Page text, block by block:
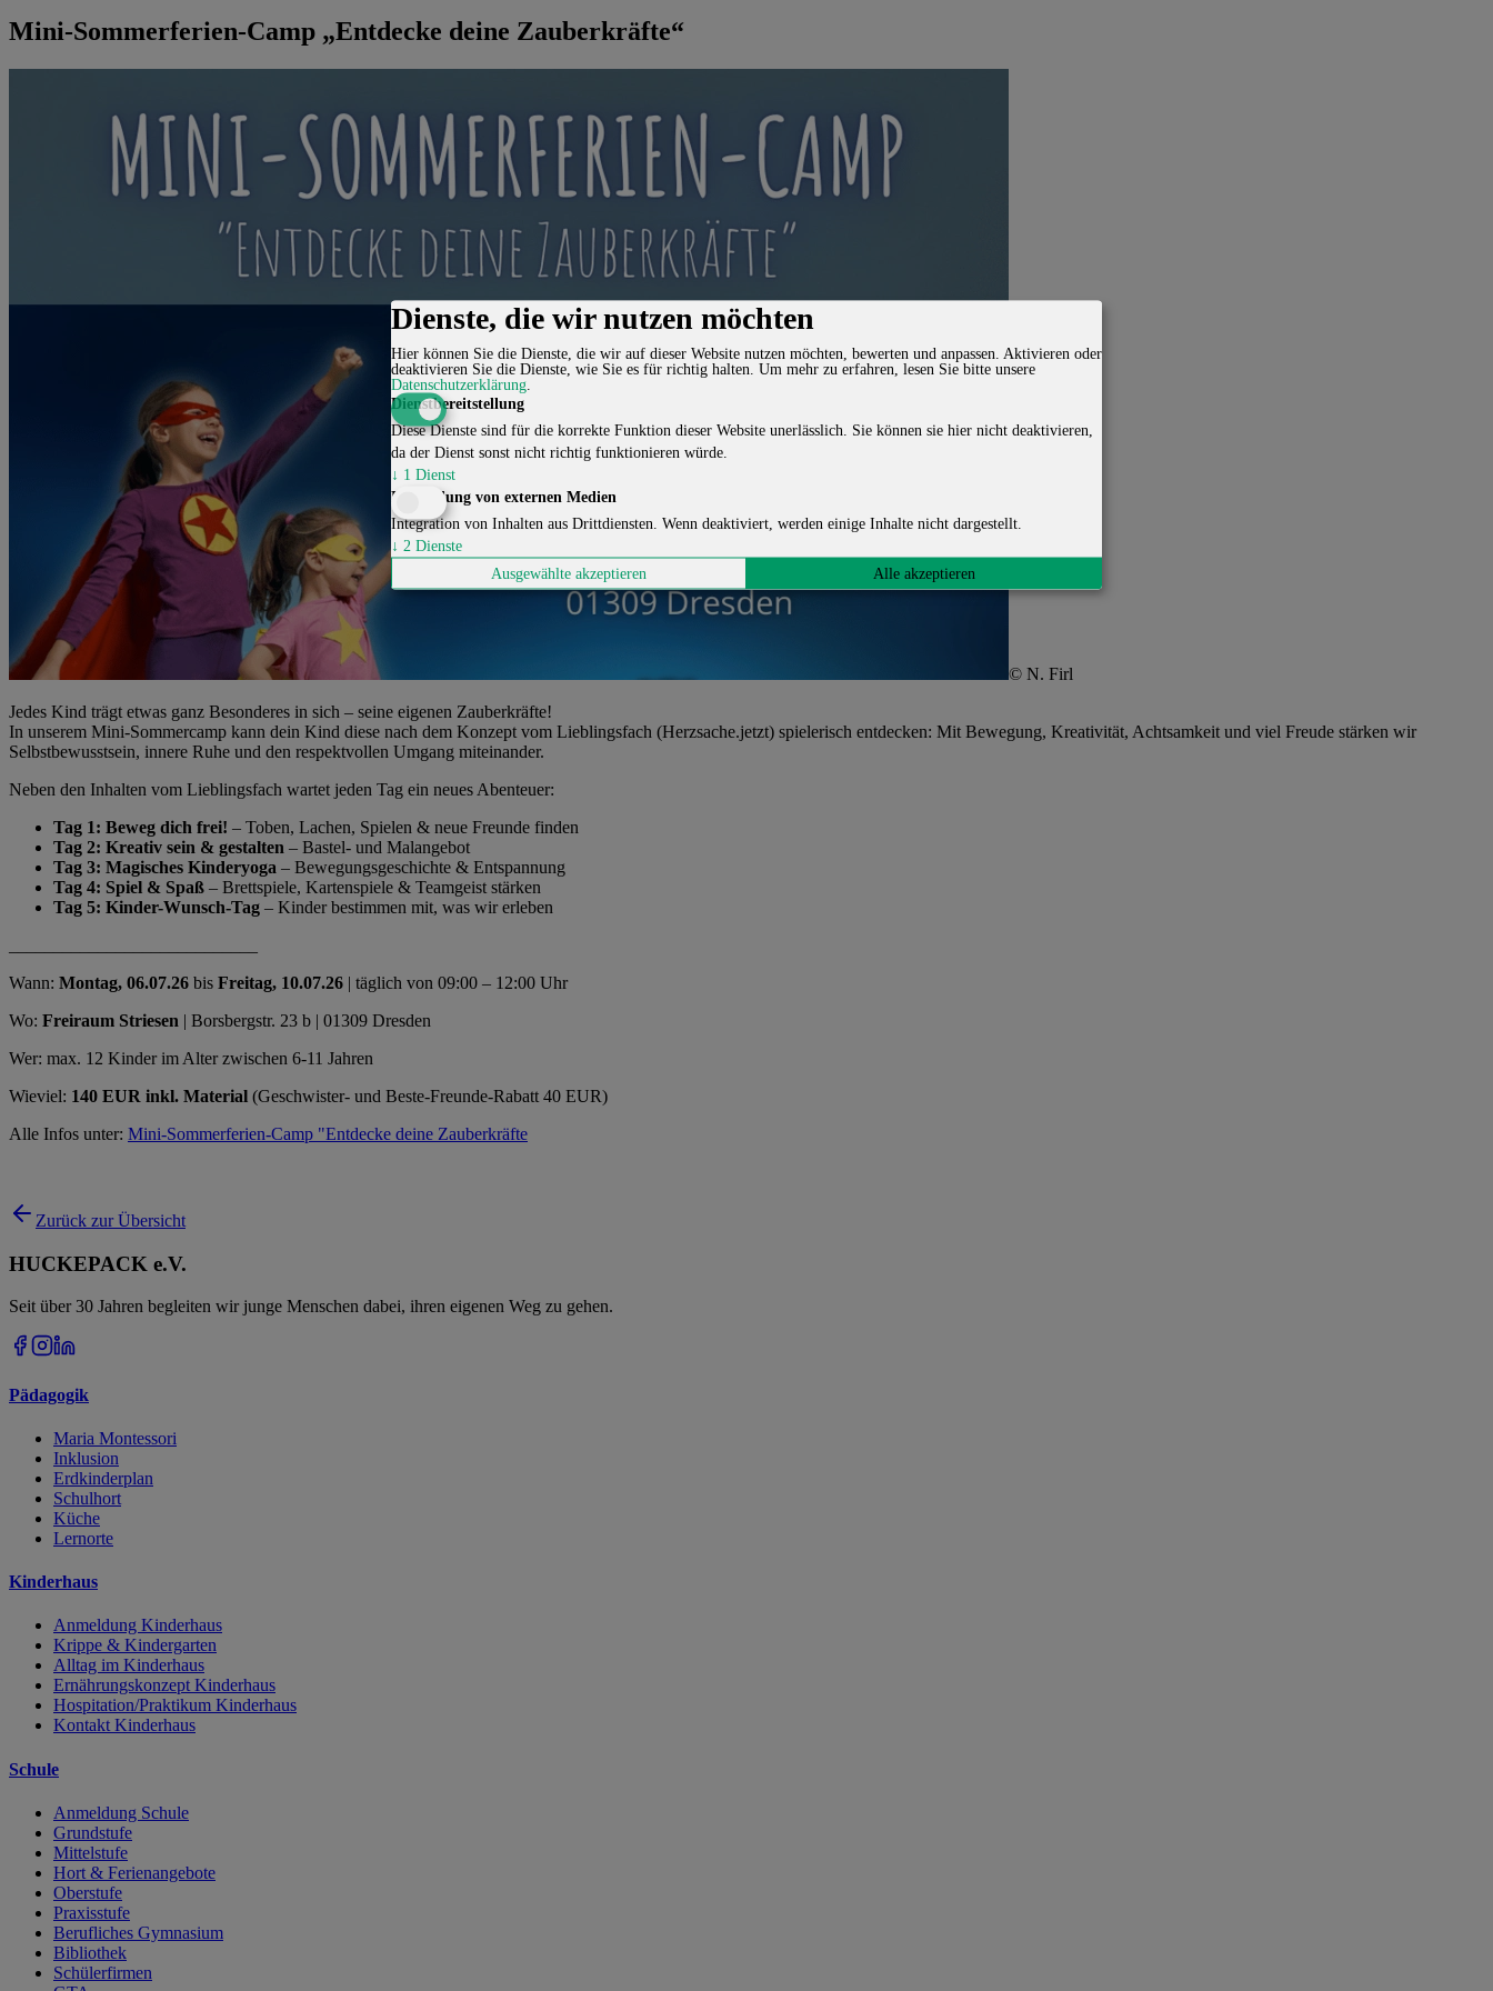
Mini-Sommerferien-Camp „Entdecke deine Zauberkräfte“
© N. Firl
Jedes Kind trägt etwas ganz Besonderes in sich – seine eigenen Zauberkräfte!
In unserem Mini-Sommercamp kann dein Kind diese nach dem Konzept vom Lieblingsfach (Herzsache.jetzt) spielerisch entdecken: Mit Bewegung, Kreativität, Achtsamkeit und viel Freude stärken wir
Selbstbewusstsein, innere Ruhe und den respektvollen Umgang miteinander.
Neben den Inhalten vom Lieblingsfach wartet jeden Tag ein neues Abenteuer:
Tag 1: Beweg dich frei! – Toben, Lachen, Spielen & neue Freunde finden
Tag 2: Kreativ sein & gestalten – Bastel- und Malangebot
Tag 3: Magisches Kinderyoga – Bewegungsgeschichte & Entspannung
Tag 4: Spiel & Spaß – Brettspiele, Kartenspiele & Teamgeist stärken
Tag 5: Kinder-Wunsch-Tag – Kinder bestimmen mit, was wir erleben
Wann: Montag, 06.07.26 bis Freitag, 10.07.26 | täglich von 09:00 – 12:00 Uhr
Wo: Freiraum Striesen | Borsbergstr. 23 b | 01309 Dresden
Wer: max. 12 Kinder im Alter zwischen 6-11 Jahren
Wieviel: 140 EUR inkl. Material (Geschwister- und Beste-Freunde-Rabatt 40 EUR)
Alle Infos unter: Mini-Sommerferien-Camp "Entdecke deine Zauberkräfte
Zurück zur Übersicht
HUCKEPACK e.V.
Seit über 30 Jahren begleiten wir junge Menschen dabei, ihren eigenen Weg zu gehen.
Pädagogik
Maria Montessori
Inklusion
Erdkinderplan
Schulhort
Küche
Lernorte
Kinderhaus
Anmeldung Kinderhaus
Krippe & Kindergarten
Alltag im Kinderhaus
Ernährungskonzept Kinderhaus
Hospitation/Praktikum Kinderhaus
Kontakt Kinderhaus
Schule
Anmeldung Schule
Grundstufe
Mittelstufe
Hort & Ferienangebote
Oberstufe
Praxisstufe
Berufliches Gymnasium
Bibliothek
Schülerfirmen
Dienste, die wir nutzen möchten
Hier können Sie die Dienste, die wir auf dieser Website nutzen möchten, bewerten und anpassen. Aktivieren oder
deaktivieren Sie die Dienste, wie Sie es für richtig halten. Um mehr zu erfahren, lesen Sie bitte unsere
Datenschutzerklärung
Dienstbereitstellung
Diese Dienste sind für die korrekte Funktion dieser Website unerlässlich. Sie können sie hier nicht deaktivieren,
da der Dienst sonst nicht richtig funktionieren würde.
↓ 1 Dienst
Einbindung von externen Medien
Integration von Inhalten aus Drittdiensten. Wenn deaktiviert, werden einige Inhalte nicht dargestellt.
↓ 2 Dienste
Ausgewählte akzeptieren
Alle akzeptieren